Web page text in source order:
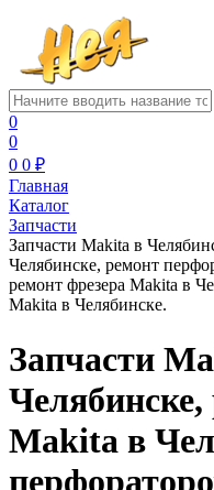
0
0
0 0 ₽
Главная
Каталог
Запчасти
Запчасти Makita в
Челябинске, ремонт
ремонт фрезера Makita в
Makita в Челябинске.
Запчасти
Makita в